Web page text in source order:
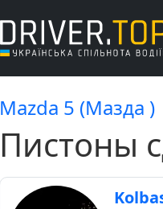
Mazda 5 (Мазда )
Пистоны